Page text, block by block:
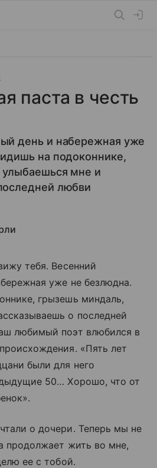
паста в честь
день и набережная уже
на подоконнике,
мне и
любви
тебя. Весенний
уже не безлюдна.
грызешь миндаль,
о последней
любимый поэт влюбился в
«Пять лет
были для него
50… Хорошо, что от
о дочери. Теперь мы не
продолжает жить во мне,
ее с тобой.